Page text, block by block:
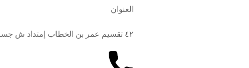
العنوان
٤٢ تقسيم عمر بن الخطاب إمتداد ش جسر السويس – أمام نادي الداخليه الرياضي